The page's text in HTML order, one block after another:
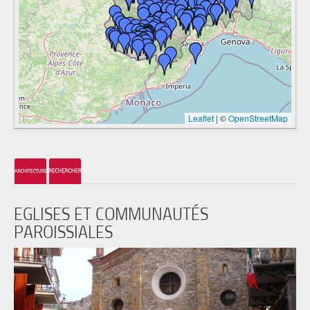
Leaflet | ©OpenStreetMap
EGLISES ET COMMUNAUTÉS
PAROISSIALES